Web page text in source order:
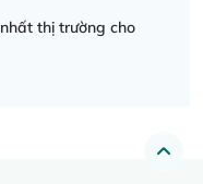
thị trường cho